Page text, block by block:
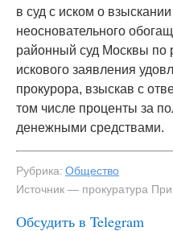
в суд с иском о
неосновательного
районный суд Москвы по
искового заявления
прокурора, взыскав с
том числе проценты за
денежными средствами.
Рубрика: Общество
Источник — прокуратура
Обсудить в Telegram